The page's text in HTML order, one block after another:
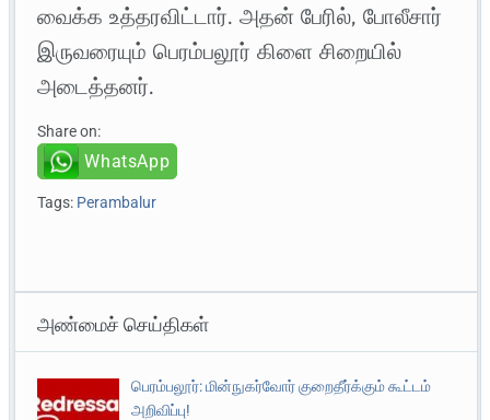
வைக்க உத்தரவிட்டார். அதன் பேரில், போலீசார்
இருவரையும் பெரம்பலூர் கிளை சிறையில்
அடைத்தனர்.
Share on:
WhatsApp
Tags: Perambalur
அண்மைச் செய்திகள்
பெரம்பலூர்: மின்நுகர்வோர் குறைதீர்க்கும் கூட்டம்
அறிவிப்பு!